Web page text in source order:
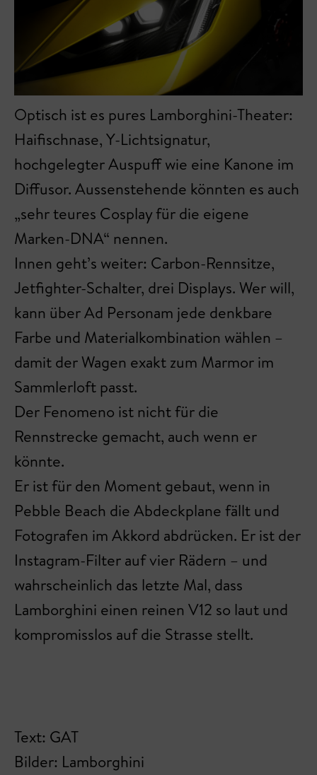
Optisch ist es pures Lamborghini-Theater:
Haifischnase, Y-Lichtsignatur,
hochgelegter Auspuff wie eine Kanone im
Diffusor. Aussenstehende könnten es auch
„sehr teures Cosplay für die eigene
Marken-DNA“ nennen.
Innen geht’s weiter: Carbon-Rennsitze,
Jetfighter-Schalter, drei Displays. Wer will,
kann über Ad Personam jede denkbare
Farbe und Materialkombination wählen –
damit der Wagen exakt zum Marmor im
Sammlerloft passt.
Der Fenomeno ist nicht für die
Rennstrecke gemacht, auch wenn er
könnte.
Er ist für den Moment gebaut, wenn in
Pebble Beach die Abdeckplane fällt und
Fotografen im Akkord abdrücken. Er ist der
Instagram-Filter auf vier Rädern – und
wahrscheinlich das letzte Mal, dass
Lamborghini einen reinen V12 so laut und
kompromisslos auf die Strasse stellt.
Text: GAT
Bilder: Lamborghini